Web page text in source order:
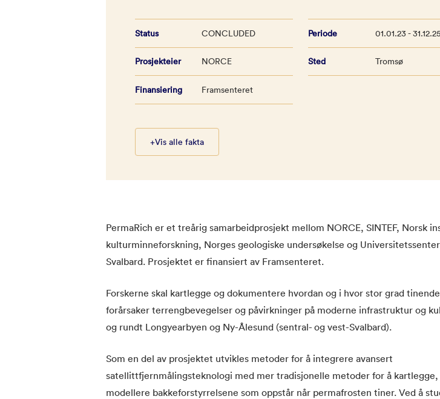
Status CONCLUDED Periode 01.01.23 - 31.12.25
Sted Tromsø
Prosjekteier NORCE
Finansiering Framsenteret
+Vis alle fakta
PermaRich er et treårig samarbeidprosjekt mellom NORCE, SINTEF, Norsk
kulturminneforskning, Norges geologiske undersøkelse og
Svalbard. Prosjektet er finansiert av Framsenteret.
Forskerne skal kartlegge og dokumentere hvordan og i hvor stor grad
forårsaker terrengbevegelser og påvirkninger på moderne infrastruktur og
og rundt Longyearbyen og Ny-Ålesund (sentral- og vest-Svalbard).
Som en del av prosjektet utvikles metoder for å integrere avansert
satellittfjernmålingsteknologi med mer tradisjonelle metoder for å kartlegge,
modellere bakkeforstyrrelsene som oppstår når permafrosten tiner. Ved å